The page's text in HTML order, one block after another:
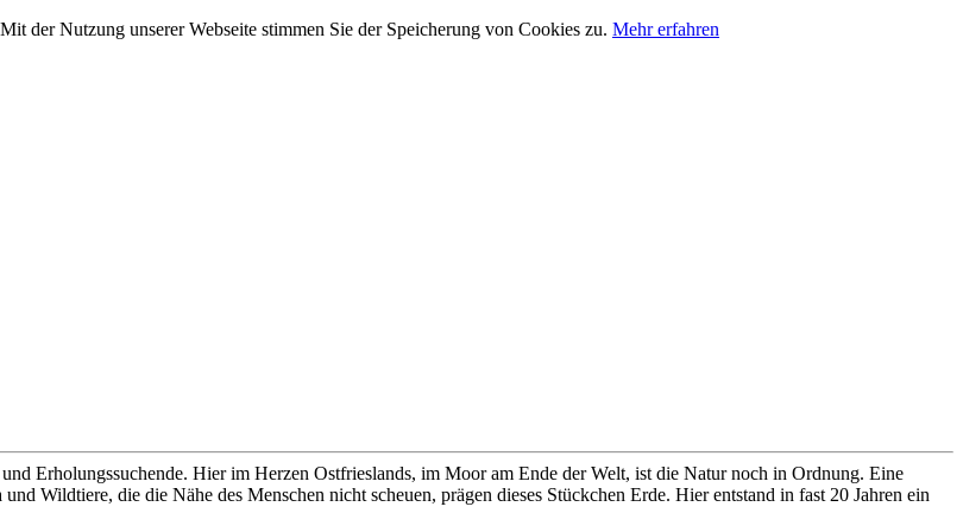
der Nutzung unserer Webseite stimmen Sie der Speicherung von Cookies zu. Mehr erfahren
Erholungssuchende. Hier im Herzen Ostfrieslands, im Moor am Ende der Welt, ist die Natur noch in Ordnung. Eine
Wildtiere, die die Nähe des Menschen nicht scheuen, prägen dieses Stückchen Erde. Hier entstand in fast 20 Jahren ein